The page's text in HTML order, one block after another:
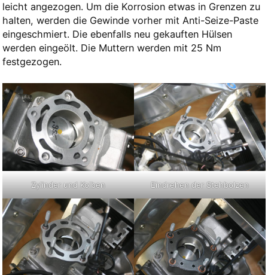
leicht angezogen. Um die Korrosion etwas in Grenzen zu
halten, werden die Gewinde vorher mit Anti-Seize-Paste
eingeschmiert. Die ebenfalls neu gekauften Hülsen
werden eingeölt. Die Muttern werden mit 25 Nm
festgezogen.
Zylinder und Kolben Eindrehen der Stehbolzen